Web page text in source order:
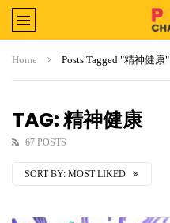
Home Posts Tagged "精神健康"
TAG: 精神健康
67 POSTS
SORT BY: MOST LIKED